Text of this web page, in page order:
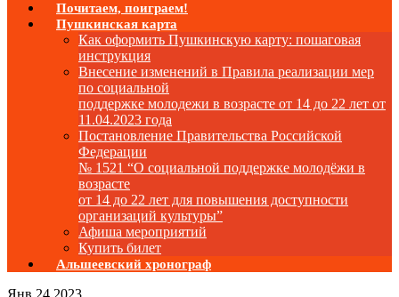
Почитаем, поиграем!
Пушкинская карта
Как оформить Пушкинскую карту: пошаговая
инструкция
Внесение изменений в Правила реализации мер
по социальной
поддержке молодежи в возрасте от 14 до 22 лет от
11.04.2023 года
Постановление Правительства Российской
Федерации
№ 1521 “О социальной поддержке молодёжи в
возрасте
от 14 до 22 лет для повышения доступности
организаций культуры”
Афиша мероприятий
Купить билет
Альшеевский хронограф
Янв 24 2023